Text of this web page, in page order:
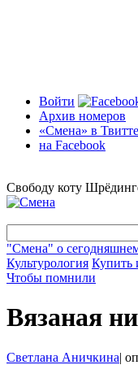
Войти
Архив номеров
«Смена» в
на Facebook
Свободу коту
"Смена" о
Культурология Купить
Чтобы помнили
Вязаная
Светлана Аничкина|